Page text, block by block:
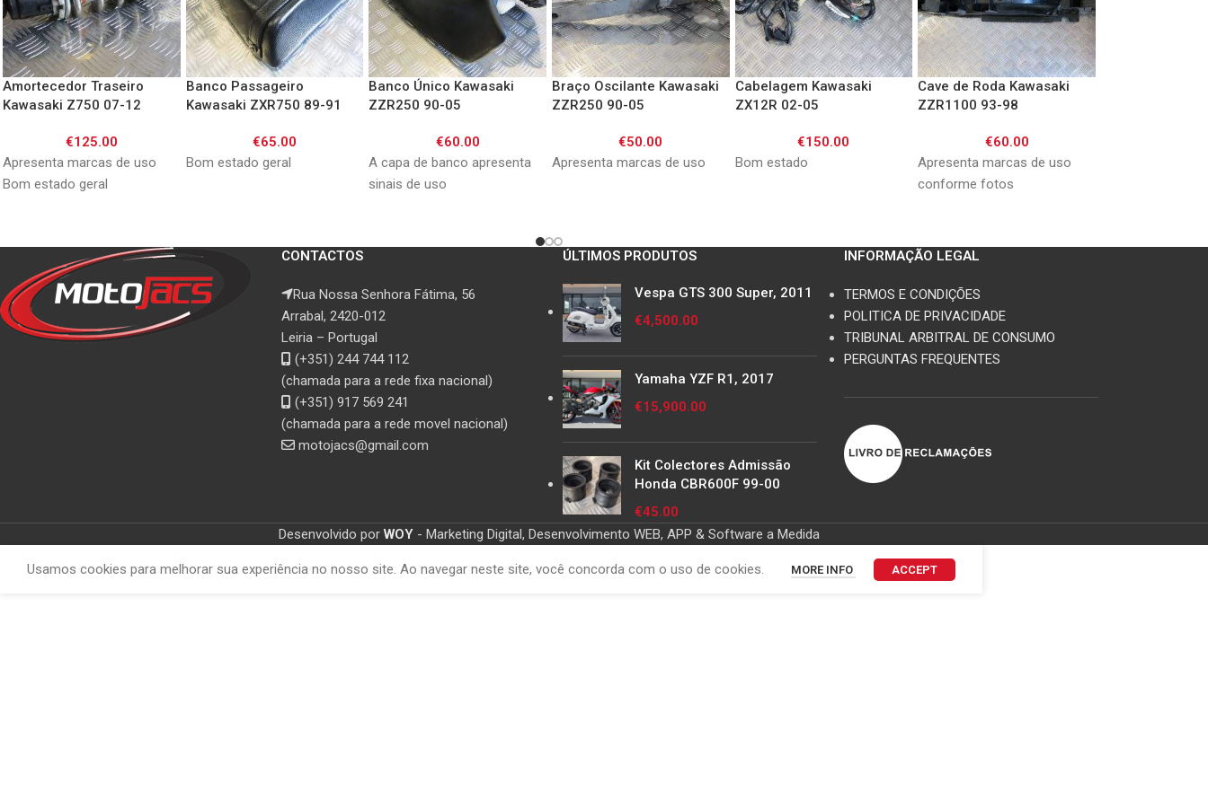
Amortecedor Traseiro
Kawasaki Z750 07-12
€125.00
Apresenta marcas de uso
Bom estado geral
Banco Passageiro
Kawasaki ZXR750 89-91
€65.00
Bom estado geral
Banco Único Kawasaki
ZZR250 90-05
€60.00
A capa de banco apresenta
sinais de uso
Braço Oscilante Kawasaki
ZZR250 90-05
€50.00
Apresenta marcas de uso
Cabelagem Kawasaki
ZX12R 02-05
€150.00
Bom estado
Cave de Roda Kawasaki
ZZR1100 93-98
€60.00
Apresenta marcas de uso
conforme fotos
CONTACTOS
Rua Nossa Senhora Fátima, 56
Arrabal, 2420-012
Leiria – Portugal
(+351) 244 744 112
(chamada para a rede fixa nacional)
(+351) 917 569 241
(chamada para a rede movel nacional)
motojacs@gmail.com
ÚLTIMOS PRODUTOS
Vespa GTS 300 Super, 2011
€4,500.00
Yamaha YZF R1, 2017
€15,900.00
Kit Colectores Admissão
Honda CBR600F 99-00
€45.00
INFORMAÇÃO LEGAL
TERMOS E CONDIÇÕES
POLITICA DE PRIVACIDADE
TRIBUNAL ARBITRAL DE CONSUMO
PERGUNTAS FREQUENTES
Desenvolvido por WOY - Marketing Digital, Desenvolvimento WEB, APP & Software a Medida
Usamos cookies para melhorar sua experiência no nosso site. Ao navegar neste site, você concorda com o uso de cookies. MORE INFO ACCEPT